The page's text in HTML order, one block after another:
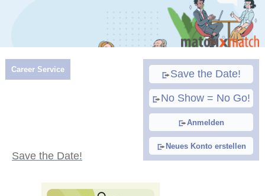
Save the Date!
No Show = No Go!
Anmelden
Neues Konto erstellen
Career Service
Save the Date!